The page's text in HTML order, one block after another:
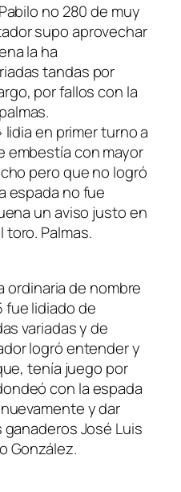
no 280 de muy
supo aprovechar
la ha
tandas por
por fallos con la
lidia en primer turno a
embestía con mayor
pero que no logró
espada no fue
un aviso justo en
Palmas.
ordinaria de nombre
fue lidiado de
variadas y de
logró entender y
tenía juego por
con la espada
y dar
José Luis
González.